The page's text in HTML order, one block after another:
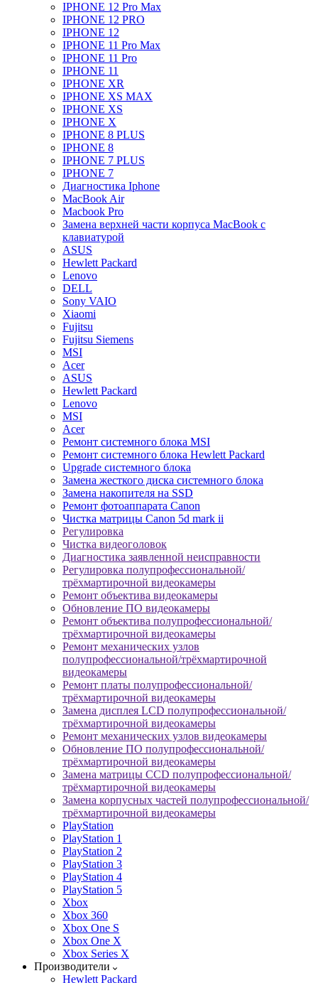
IPHONE 12 Pro Max
IPHONE 12 PRO
IPHONE 12
IPHONE 11 Pro Max
IPHONE 11 Pro
IPHONE 11
IPHONE XR
IPHONE XS MAX
IPHONE XS
IPHONE X
IPHONE 8 PLUS
IPHONE 8
IPHONE 7 PLUS
IPHONE 7
Диагностика Iphone
MacBook Air
Macbook Pro
Замена верхней части корпуса MacBook с
клавиатурой
ASUS
Hewlett Packard
Lenovo
DELL
Sony VAIO
Xiaomi
Fujitsu
Fujitsu Siemens
MSI
Acer
ASUS
Hewlett Packard
Lenovo
MSI
Acer
Ремонт системного блока MSI
Ремонт системного блока Hewlett Packard
Upgrade системного блока
Замена жесткого диска системного блока
Замена накопителя на SSD
Ремонт фотоаппарата Canon
Чистка матрицы Canon 5d mark ii
Регулировка
Чистка видеоголовок
Диагностика заявленной неисправности
Регулировка полупрофессиональной/
трёхмартирочной видеокамеры
Ремонт объектива видеокамеры
Обновление ПО видеокамеры
Ремонт объектива полупрофессиональной/
трёхмартирочной видеокамеры
Ремонт механических узлов
полупрофессиональной/трёхмартирочной
видеокамеры
Ремонт платы полупрофессиональной/
трёхмартирочной видеокамеры
Замена дисплея LCD полупрофессиональной/
трёхмартирочной видеокамеры
Ремонт механических узлов видеокамеры
Обновление ПО полупрофессиональной/
трёхмартирочной видеокамеры
Замена матрицы CCD полупрофессиональной/
трёхмартирочной видеокамеры
Замена корпусных частей полупрофессиональной/
трёхмартирочной видеокамеры
PlayStation
PlayStation 1
PlayStation 2
PlayStation 3
PlayStation 4
PlayStation 5
Xbox
Xbox 360
Xbox One S
Xbox One X
Xbox Series X
Производители
Hewlett Packard